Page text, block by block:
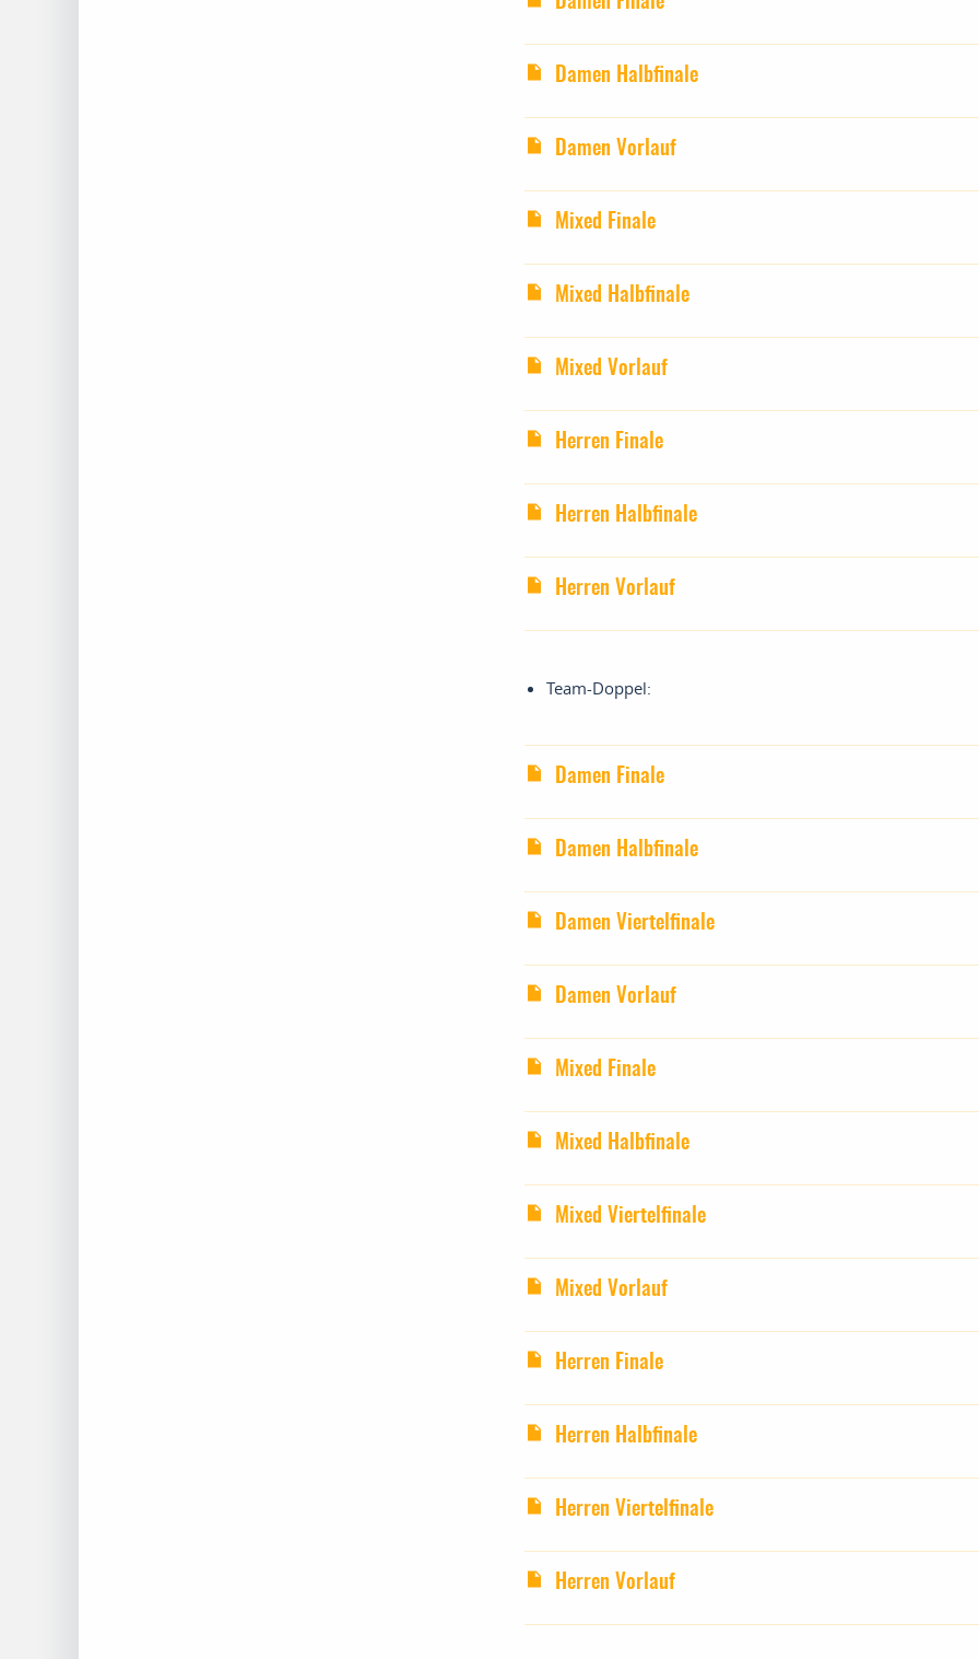
Damen Halbfinale
Damen Vorlauf
Mixed Finale
Mixed Halbfinale
Mixed Vorlauf
Herren Finale
Herren Halbfinale
Herren Vorlauf
Team-Doppel:
Damen Finale
Damen Halbfinale
Damen Viertelfinale
Damen Vorlauf
Mixed Finale
Mixed Halbfinale
Mixed Viertelfinale
Mixed Vorlauf
Herren Finale
Herren Halbfinale
Herren Viertelfinale
Herren Vorlauf